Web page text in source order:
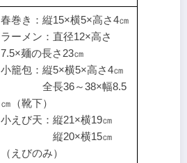
春巻き：縦15×横5×高さ4㎝
ラーメン：直径12×高さ
7.5×麺の長さ23㎝
小籠包：縦5×横5×高さ4㎝
全長36～38×幅8.5
㎝（靴下）
小えび天：縦21×横19㎝
縦20×横15㎝
（えびのみ）